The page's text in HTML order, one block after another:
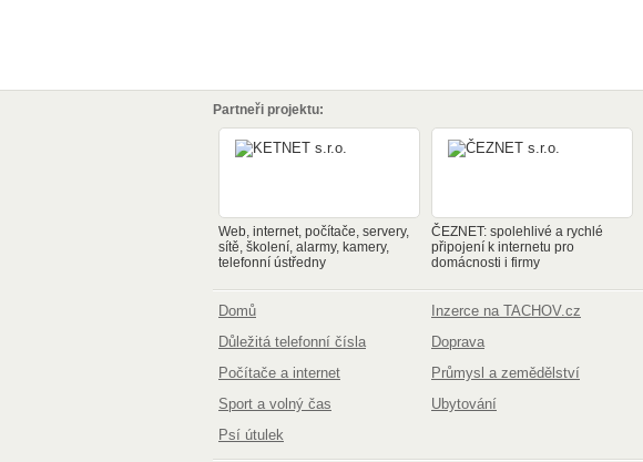
Partneři projektu:
Web, internet, počítače, servery,
sítě, školení, alarmy, kamery,
telefonní ústředny
ČEZNET: spolehlivé a rychlé
připojení k internetu pro
domácnosti i firmy
Domů Inzerce na TACHOV.cz
Důležitá telefonní čísla
Doprava
Počítače a internet
Průmysl a zemědělství
Sport a volný čas
Ubytování
Psí útulek